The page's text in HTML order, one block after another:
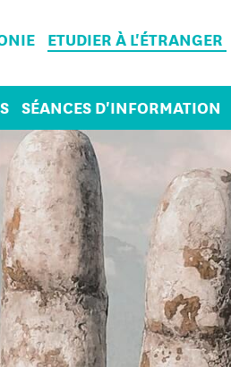
ETUDIER À L'ÉTRANGER
SÉANCES D'INFORMATION